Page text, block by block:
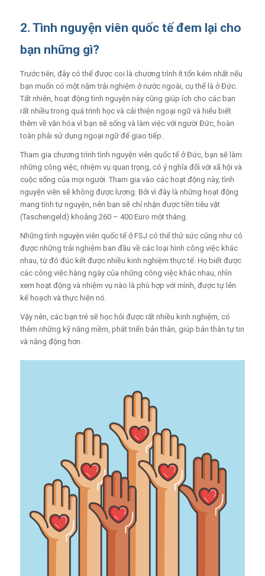
2. Tình nguyện viên quốc tế đem lại cho
bạn những gì?
Trước tiên, đây có thể được coi là chương trình ít tốn kém nhất nếu
bạn muốn có một năm trải nghiệm ở nước ngoài, cụ thể là ở Đức.
Tất nhiên, hoạt động tình nguyện này cũng giúp ích cho các bạn
rất nhiều trong quá trình học và cải thiện ngoại ngữ và hiểu biết
thêm về văn hóa vì bạn sẽ sống và làm việc với người Đức, hoàn
toàn phải sử dụng ngoại ngữ để giao tiếp.
Tham gia chương trìnhtình nguyện viên quốc tế ở Đức, bạn sẽ làm
những công việc, nhiệm vụ quan trọng, có ý nghĩa đối với xã hội và
cuộc sống của mọi người. Tham gia vào các hoạt động này, tình
nguyện viên sẽ không được lương. Bởi vì đây là những hoạt động
mang tính tự nguyện, nên bạn sẽ chỉ nhận được tiền tiêu vặt
(Taschengeld) khoảng 260 – 400 Euro một tháng
Những tình nguyện viên quốc tế ở FSJ có thể thử sức cũng như có
được những trải nghiệm ban đầu về các loại hình công việc khác
nhau, từ đó đúc kết được nhiều kinh nghiệm thực tế. Họ biết được
các công việc hàng ngày của những công việc khác nhau, nhìn
xem hoạt động và nhiệm vụ nào là phù hợp với mình, được tự lên
kế hoạch và thực hiện nó.
Vậy nên, các bạn trẻ sẽ học hỏi được rất nhiều kinh nghiệm, có
thêm những kỹ năng mềm, phát triển bản thân, giúp bản thân tự tin
và năng động hơn.